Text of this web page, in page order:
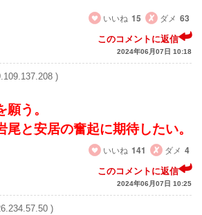
いいね 15 ダメ 63
このコメントに返信
2024年06月07日 10:18
)
う。
尾と安居の奮起に期待したい。
いいね 141 ダメ 4
このコメントに返信
2024年06月07日 10:25
)